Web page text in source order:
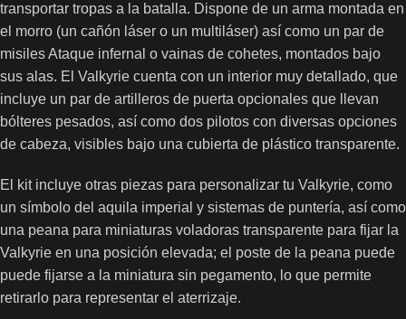
transportar tropas a la batalla. Dispone de un arma montada en
el morro (un cañón láser o un multiláser) así como un par de
misiles Ataque infernal o vainas de cohetes, montados bajo
sus alas. El Valkyrie cuenta con un interior muy detallado, que
incluye un par de artilleros de puerta opcionales que llevan
bólteres pesados, así como dos pilotos con diversas opciones
de cabeza, visibles bajo una cubierta de plástico transparente.
El kit incluye otras piezas para personalizar tu Valkyrie, como
un símbolo del aquila imperial y sistemas de puntería, así como
una peana para miniaturas voladoras transparente para fijar la
Valkyrie en una posición elevada; el poste de la peana puede
puede fijarse a la miniatura sin pegamento, lo que permite
retirarlo para representar el aterrizaje.